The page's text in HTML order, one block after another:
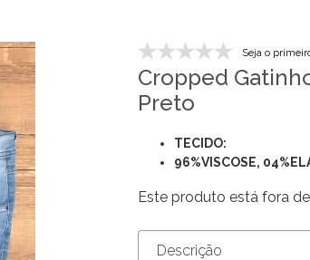
Seja o
Cropped
Preto
TECIDO:
96%VISCOSE,
Este produto está fora
Descrição